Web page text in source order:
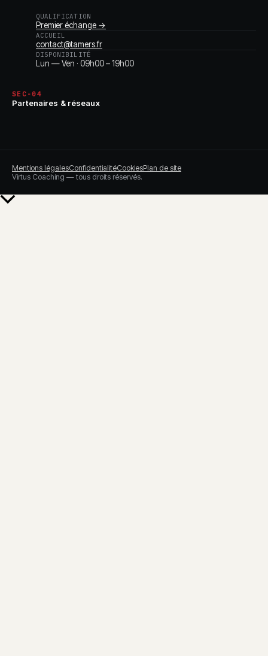
QUALIFICATION
Premier échange →
ACCUEIL
contact@tamers.fr
DISPONIBILITÉ
Lun — Ven · 09h00 – 19h00
SEC-04
Partenaires & réseaux
Mentions légalesConfidentialitéCookiesPlan de site
Virtus Coaching — tous droits réservés.